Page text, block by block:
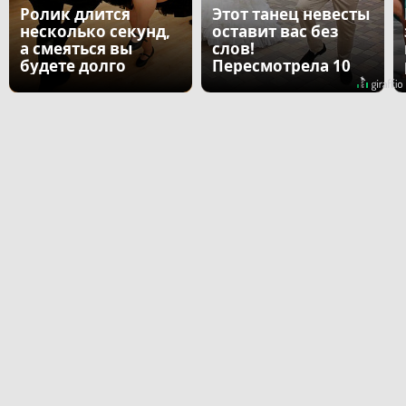
Ролик длится
несколько секунд,
а смеяться вы
будете долго
Этот танец невесты
оставит вас без
слов!
Пересмотрела 10